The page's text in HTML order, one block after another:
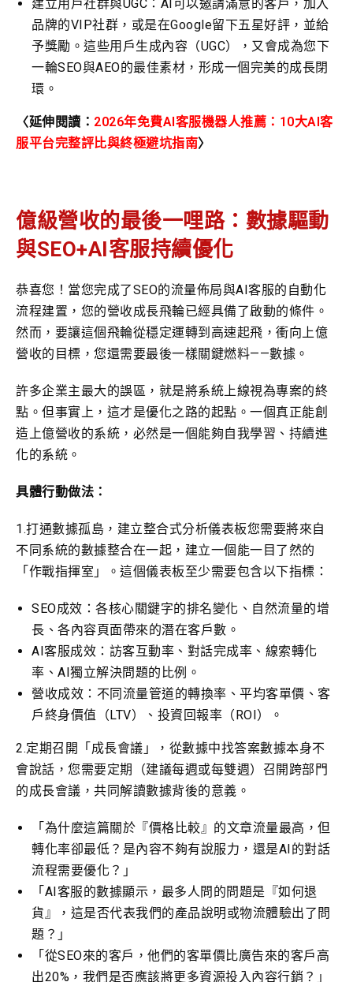
建立用戶社群與UGC：AI可以邀請滿意的客戶，加入
品牌的VIP社群，或是在Google留下五星好評，並給
予獎勵。這些用戶生成內容（UGC），又會成為您下
一輪SEO與AEO的最佳素材，形成一個完美的成長閉
環。
〈延伸閱讀： 2026年免費AI客服機器人推薦：10大AI客
服平台完整評比與終極避坑指南〉
億級營收的最後一哩路：數據驅動
與SEO+AI客服持續優化
恭喜您！當您完成了SEO的流量佈局與AI客服的自動化
流程建置，您的營收成長飛輪已經具備了啟動的條件。
然而，要讓這個飛輪從穩定運轉到高速起飛，衝向上億
營收的目標，您還需要最後一樣關鍵燃料——數據。
許多企業主最大的誤區，就是將系統上線視為專案的終
點。但事實上，這才是優化之路的起點。一個真正能創
造上億營收的系統，必然是一個能夠自我學習、持續進
化的系統。
具體行動做法：
1.打通數據孤島，建立整合式分析儀表板您需要將來自
不同系統的數據整合在一起，建立一個能一目了然的
「作戰指揮室」。這個儀表板至少需要包含以下指標：
SEO成效：各核心關鍵字的排名變化、自然流量的增
長、各內容頁面帶來的潛在客戶數。
AI客服成效：訪客互動率、對話完成率、線索轉化
率、AI獨立解決問題的比例。
營收成效：不同流量管道的轉換率、平均客單價、客
戶終身價值（LTV）、投資回報率（ROI）。
2.定期召開「成長會議」，從數據中找答案數據本身不
會說話，您需要定期（建議每週或每雙週）召開跨部門
的成長會議，共同解讀數據背後的意義。
「為什麼這篇關於『價格比較』的文章流量最高，但
轉化率卻最低？是內容不夠有說服力，還是AI的對話
流程需要優化？」
「AI客服的數據顯示，最多人問的問題是『如何退
貨』，這是否代表我們的產品說明或物流體驗出了問
題？」
「從SEO來的客戶，他們的客單價比廣告來的客戶高
出20%，我們是否應該將更多資源投入內容行銷？」